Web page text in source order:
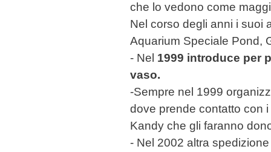
che lo vedono come
Nel corso degli anni i suoi
Aquarium Speciale Pond,
- Nel 1999 introduce per
vaso.
-Sempre nel 1999
dove prende contatto con
Kandy che gli faranno
- Nel 2002 altra